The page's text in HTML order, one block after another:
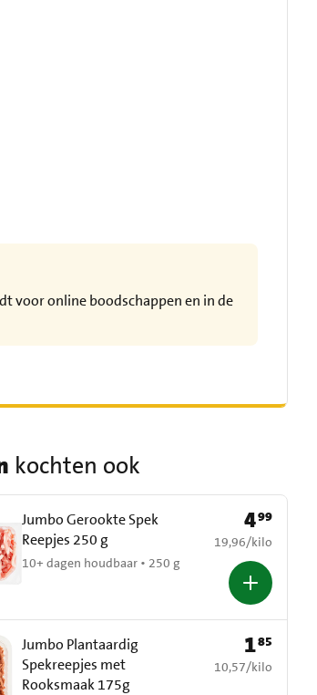
voor online boodschappen en in de
kochten ook
Jumbo Gerookte Spek
Reepjes 250 g
10+ dagen houdbaar • 250 g
Prijs: € 4,99
499
€ 19,96 per kilo
19,96/kilo
Jumbo Plantaardig
Spekreepjes met
Rooksmaak 175g
Prijs: € 1,85
185
€ 10,57 per kilo
10,57/kilo